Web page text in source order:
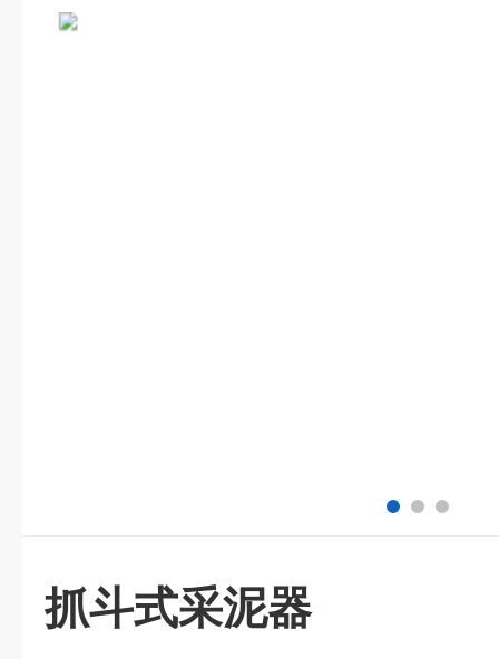
抓斗式采泥器